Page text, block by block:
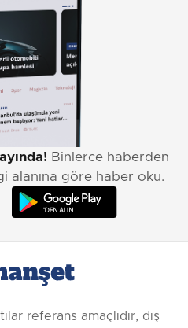
Binlerce haberden
alanına göre haber oku.
referans amaçlıdır, dış